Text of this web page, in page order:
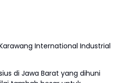
International Industrial
di Jawa Barat yang dihuni